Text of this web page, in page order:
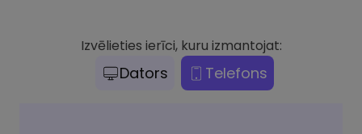
Izvēlieties ierīci, kuru izmantojat:
Dators Telefons